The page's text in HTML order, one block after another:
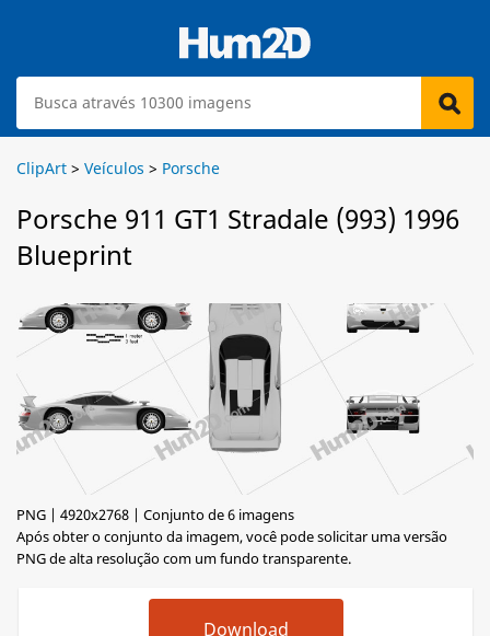
ClipArt > Veículos > Porsche
Porsche 911 GT1 Stradale (993) 1996
Blueprint
PNG | 4920x2768 | Conjunto de 6 imagens
Após obter o conjunto da imagem, você pode solicitar uma versão
PNG de alta resolução com um fundo transparente.